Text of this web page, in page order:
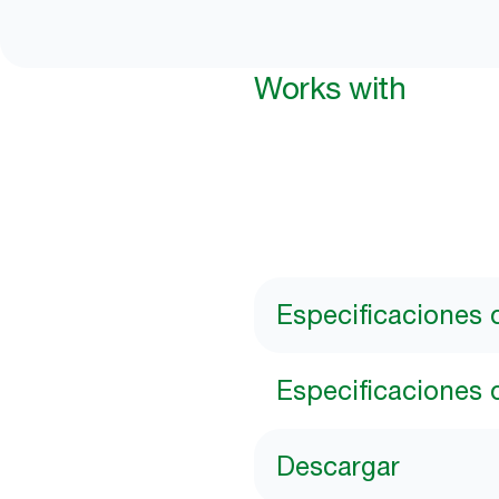
Works with
Especificaciones
Especificaciones
Descargar